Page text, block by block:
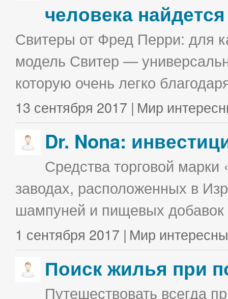
человека
Свитеры от Фред Перри: для
модель Свитер —
которую очень легко
13 сентября 2017 | Мир
Dr. Nona:
Средства торговой
заводах, расположенных в
шампуней и пищевых
1 сентября 2017 | Мир
Поиск жилья при
Путешествовать всегда